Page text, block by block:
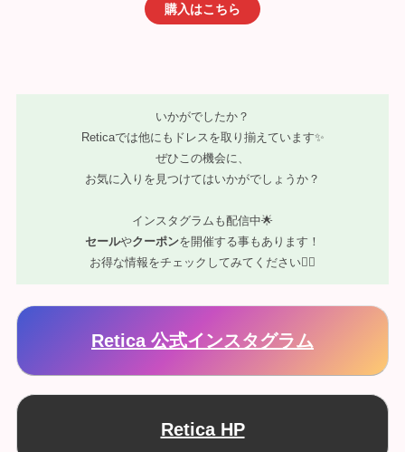
購入はこちら
いかがでしたか？
Reticaでは他にもドレスを取り揃えています✨
ぜひこの機会に、
お気に入りを見つけてはいかがでしょうか？
インスタグラムも配信中🌟
セールやクーポンを開催する事もあります！
お得な情報をチェックしてみてください💁‍♀️
Retica 公式インスタグラム
Retica HP